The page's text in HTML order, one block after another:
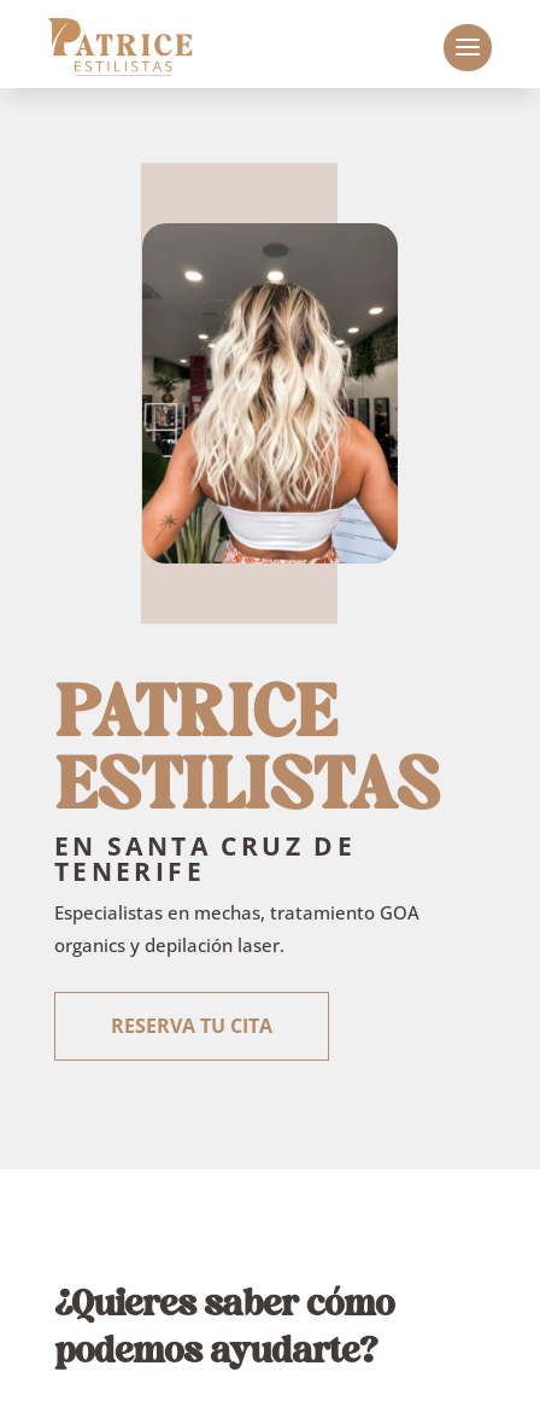
Búsqueda
productos
RESERVAR AHORA
PATRICE
ESTILISTAS
EN SANTA CRUZ DE
TENERIFE
Especialistas en mechas, tratamiento GOA
organics y depilación laser.
RESERVA TU CITA
¿Quieres saber cómo
podemos ayudarte?